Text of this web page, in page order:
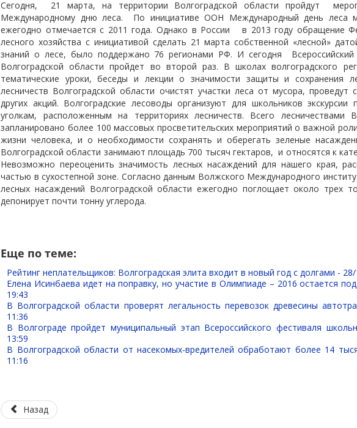
Сегодня, 21 марта, на территории Волгоградской области пройдут
Международному дню леса.
По инициативе ООН Международный день леса
ежегодно отмечается с 2011 года. Однако в России
в 2013 году обращение
лесного хозяйства с инициативой сделать 21 марта собственной «лесной»
знаний о лесе, было поддержано 76 регионами РФ. И сегодня
Волгоградской области пройдет во второй раз. В школах волгоградского
тематические уроки, беседы и лекции о значимости защиты и сохранения
лесничеств Волгоградской области очистят участки леса от мусора, проведут
других акций. Волгоградские лесоводы организуют для школьников
уголкам, расположенным на территориях лесничеств. Всего лесничествами
запланировано более 100 массовых просветительских мероприятий о важной
жизни человека, и о необходимости сохранять и оберегать зеленые
Волгоградской области занимают площадь 700 тысяч гектаров, и относятся к
Невозможно переоценить значимость лесных насаждений для нашего края,
частью в сухостепной зоне. Согласно данным Волжского Международного
лесных насаждений Волгоградской области ежегодно поглощает около трех
депонирует почти тонну углерода.
Еще по теме:
Рейтинг неплательщиков: Волгоградская элита входит в новый год с долгами -
Елена Исинбаева идет на поправку, но участие в Олимпиаде – 2016 остается
19:43
В Волгоградской области проверят легальность перевозок древесины
11:36
В Волгограде пройдет муниципальный этап Всероссийского фестиваля
13:59
В Волгоградской области от насекомых-вредителей обработают более 14
11:16
Назад